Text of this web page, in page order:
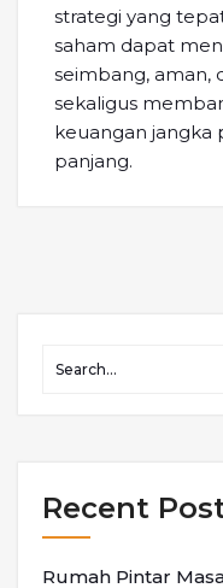
strategi yang
saham dapat
seimbang, aman,
sekaligus
keuangan jangka
panjang.
Recent
Rumah Pintar